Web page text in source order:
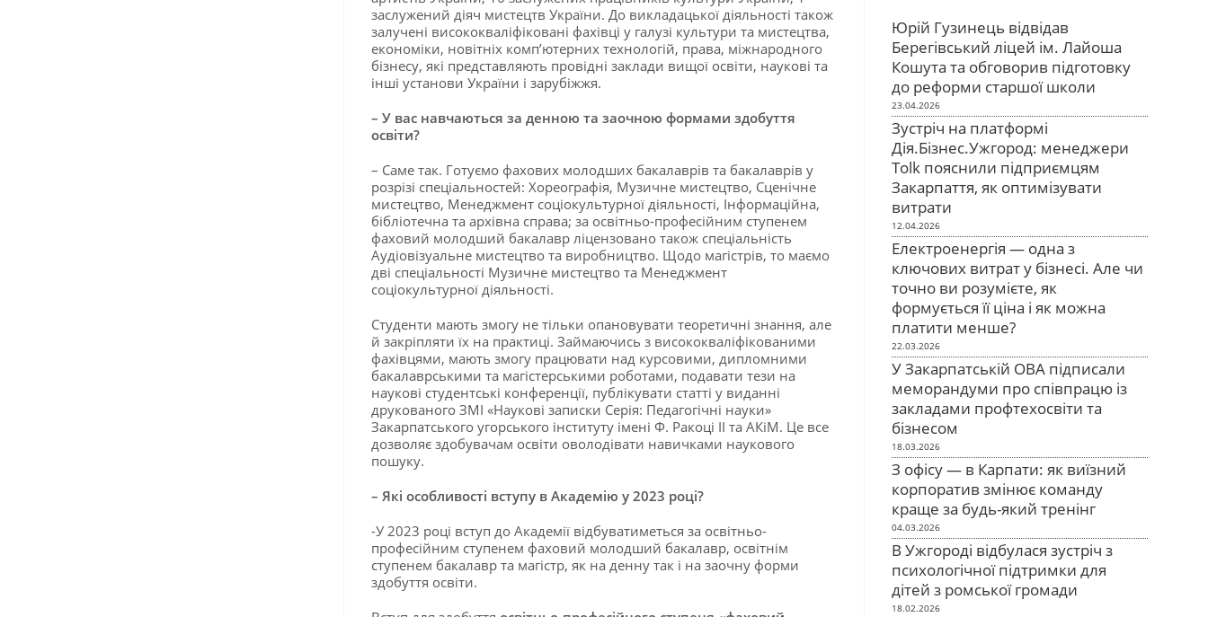
заслужений діяч мистецтв України. До викладацької діяльності також
залучені висококваліфіковані фахівці у галузі культури та мистецтва,
економіки, новітніх комп’ютерних технологій, права, міжнародного
бізнесу, які представляють провідні заклади вищої освіти, наукові та
інші установи України і зарубіжжя.
– У вас навчаються за денною та заочною формами здобуття
освіти?
– Саме так. Готуємо фахових молодших бакалаврів та бакалаврів у
розрізі спеціальностей: Хореографія, Музичне мистецтво, Сценічне
мистецтво, Менеджмент соціокультурної діяльності, Інформаційна,
бібліотечна та архівна справа; за освітньо-професійним ступенем
фаховий молодший бакалавр ліцензовано також спеціальність
Аудіовізуальне мистецтво та виробництво. Щодо магістрів, то маємо
дві спеціальності Музичне мистецтво та Менеджмент
соціокультурної діяльності.
Студенти мають змогу не тільки опановувати теоретичні знання, але
й закріпляти їх на практиці. Займаючись з висококваліфікованими
фахівцями, мають змогу працювати над курсовими, дипломними
бакалаврськими та магістерськими роботами, подавати тези на
наукові студентські конференції, публікувати статті у виданні
друкованого ЗМІ «Наукові записки Серія: Педагогічні науки»
Закарпатського угорського інституту імені Ф. Ракоці ІІ та АКіМ. Це все
дозволяє здобувачам освіти оволодівати навичками наукового
пошуку.
– Які особливості вступу в Академію у 2023 році?
-У 2023 році вступ до Академії відбуватиметься за освітньо-
професійним ступенем фаховий молодший бакалавр, освітнім
ступенем бакалавр та магістр, як на денну так і на заочну форми
здобуття освіти.
Юрій Гузинець відвідав
Берегівський ліцей ім. Лайоша
Кошута та обговорив підготовку
до реформи старшої школи
23.04.2026
Зустріч на платформі
Дія.Бізнес.Ужгород: менеджери
Tolk пояснили підприємцям
Закарпаття, як оптимізувати
витрати
12.04.2026
Електроенергія — одна з
ключових витрат у бізнесі. Але чи
точно ви розумієте, як
формується її ціна і як можна
платити менше?
22.03.2026
У Закарпатській ОВА підписали
меморандуми про співпрацю із
закладами профтехосвіти та
бізнесом
18.03.2026
З офісу — в Карпати: як виїзний
корпоратив змінює команду
краще за будь-який тренінг
04.03.2026
В Ужгороді відбулася зустріч з
психологічної підтримки для
дітей з ромської громади
18.02.2026